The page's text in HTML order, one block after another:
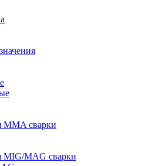
MMA сварки
MIG/MAG сварки